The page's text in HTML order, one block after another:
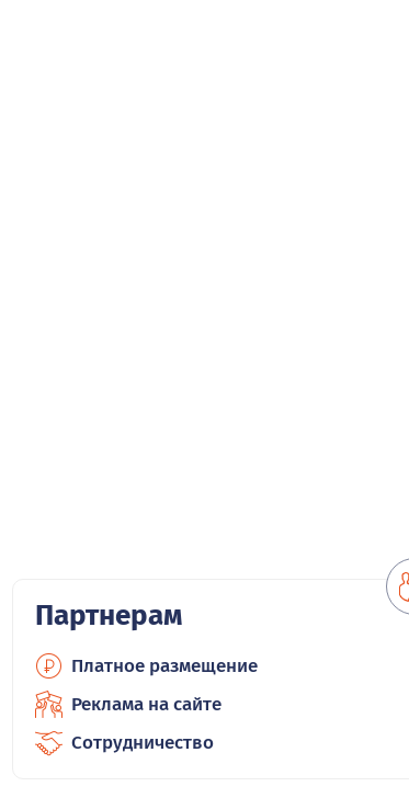
Партнерам
Платное размещение
Реклама на сайте
Сотрудничество